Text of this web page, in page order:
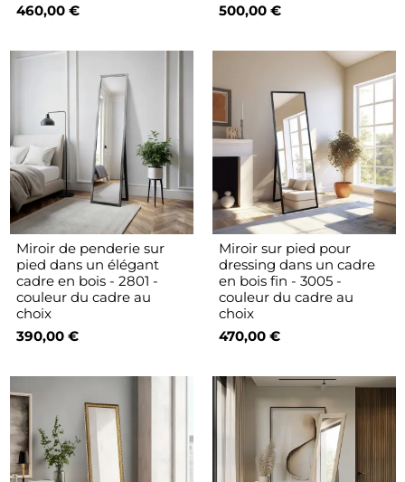
460,00 €
500,00 €
Miroir de penderie sur
pied dans un élégant
cadre en bois - 2801 -
couleur du cadre au
choix
390,00 €
Miroir sur pied pour
dressing dans un cadre
en bois fin - 3005 -
couleur du cadre au
choix
470,00 €